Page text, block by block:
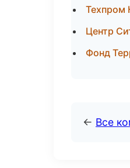
Техпром
Центр
Фонд
← Все